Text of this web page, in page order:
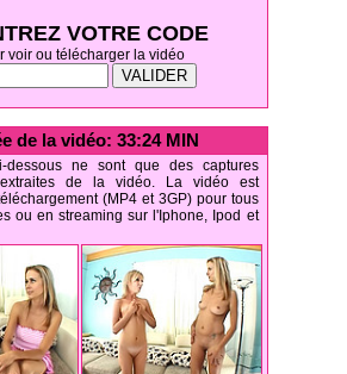
VOTRE CODE
voir ou télécharger la vidéo
de la vidéo: 33:24 MIN
dessous ne sont que des captures
extraites de la vidéo. La vidéo est
(MP4 et 3GP) pour tous
ou en streaming sur l'Iphone, Ipod et